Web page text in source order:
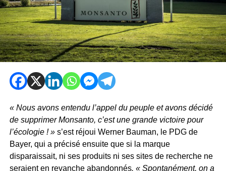
« Nous avons entendu l’appel du peuple et avons décidé
de supprimer Monsanto, c’est une grande victoire pour
l’écologie ! »s’est réjoui Werner Bauman, le PDG de
Bayer, qui a précisé ensuite que si la marque
disparaissait, ni ses produits ni ses sites de recherche ne
seraient en revanche abandonnés. « Spontanément, on a